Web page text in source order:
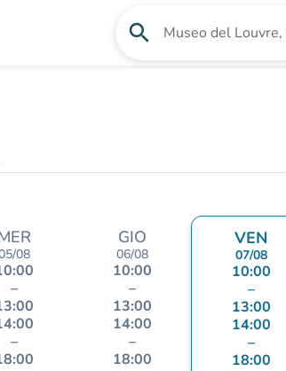
search Cerca una struttura
08
–
–
GIO
06/08
10:00
–
13:00
14:00
–
18:00
VEN
07/08
10:00
–
13:00
14:00
–
18:00